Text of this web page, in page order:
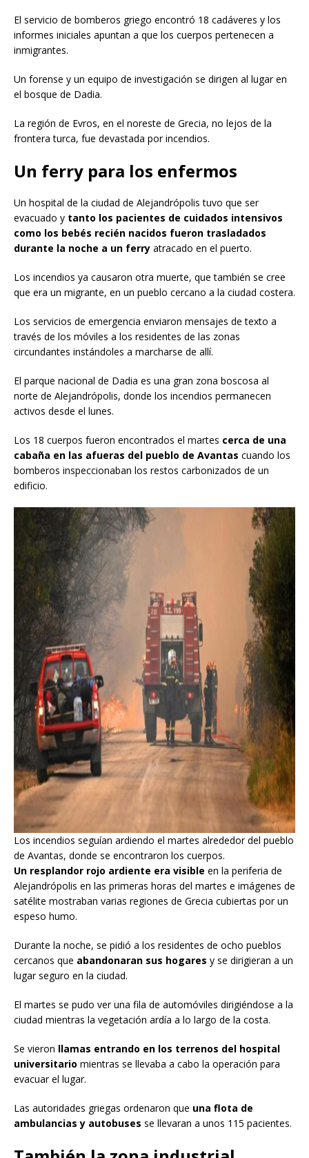
El servicio de bomberos griego encontró 18 cadáveres y los
informes iniciales apuntan a que los cuerpos pertenecen a
inmigrantes.
Un forense y un equipo de investigación se dirigen al lugar en
el bosque de Dadia.
La región de Evros, en el noreste de Grecia, no lejos de la
frontera turca, fue devastada por incendios.
Un ferry para los enfermos
Un hospital de la ciudad de Alejandrópolis tuvo que ser
evacuado y tanto los pacientes de cuidados intensivos
como los bebés recién nacidos fueron trasladados
durante la noche a un ferry atracado en el puerto.
Los incendios ya causaron otra muerte, que también se cree
que era un migrante, en un pueblo cercano a la ciudad costera.
Los servicios de emergencia enviaron mensajes de texto a
través de los móviles a los residentes de las zonas
circundantes instándoles a marcharse de allí.
El parque nacional de Dadia es una gran zona boscosa al
norte de Alejandrópolis, donde los incendios permanecen
activos desde el lunes.
Los 18 cuerpos fueron encontrados el martes cerca de una
cabaña en las afueras del pueblo de Avantas cuando los
bomberos inspeccionaban los restos carbonizados de un
edificio.
Los incendios seguían ardiendo el martes alrededor del pueblo
de Avantas, donde se encontraron los cuerpos.
Un resplandor rojo ardiente era visible en la periferia de
Alejandrópolis en las primeras horas del martes e imágenes de
satélite mostraban varias regiones de Grecia cubiertas por un
espeso humo.
Durante la noche, se pidió a los residentes de ocho pueblos
cercanos que abandonaran sus hogares y se dirigieran a un
lugar seguro en la ciudad.
El martes se pudo ver una fila de automóviles dirigiéndose a la
ciudad mientras la vegetación ardía a lo largo de la costa.
Se vieron llamas entrando en los terrenos del hospital
universitario mientras se llevaba a cabo la operación para
evacuar el lugar.
Las autoridades griegas ordenaron que una flota de
ambulancias y autobuses se llevaran a unos 115 pacientes.